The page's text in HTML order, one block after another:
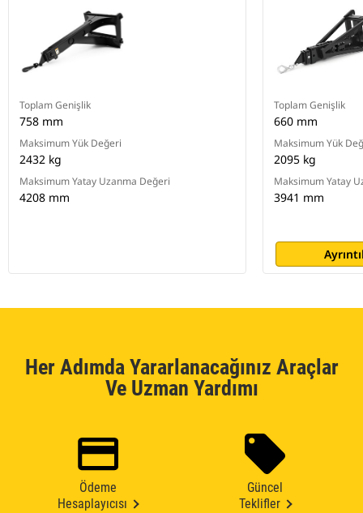
Toplam Genişlik
758 mm
Maksimum Yük Değeri
2432 kg
Maksimum Yatay Uzanma Değeri
4208 mm
Toplam Genişlik
660 mm
Maksimum Yük
2095 kg
Maksimum Yatay
3941 mm
Her Adımda Yararlanacağınız Araçlar
Ve Uzman Yardımı
Ödeme
Hesaplayıcısı
Güncel
Teklifler